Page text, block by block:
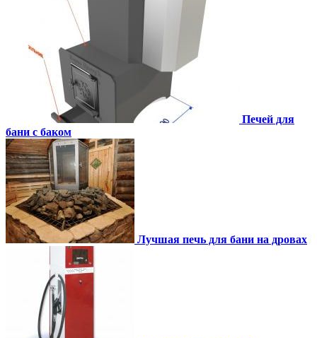
Печей для
бани с баком
Лучшая печь для бани на дровах